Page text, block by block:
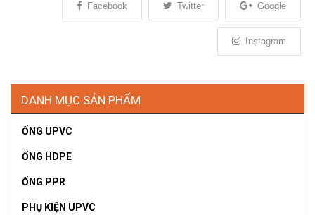
Facebook Twitter Google
Instagram
DANH MỤC SẢN PHẨM
ỐNG UPVC
ỐNG HDPE
ỐNG PPR
PHỤ KIỆN UPVC